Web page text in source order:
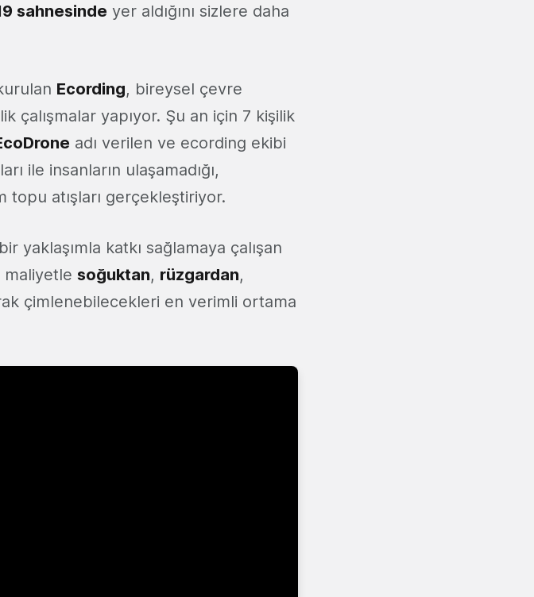
sahnesinde yer aldığını sizlere daha
Ecording, bireysel çevre
çalışmalar yapıyor. Şu an için 7 kişilik
adı verilen ve ecording ekibi
ile insanların ulaşamadığı,
topu atışları gerçekleştiriyor.
yaklaşımla katkı sağlamaya çalışan
maliyetle soğuktan, rüzgardan,
çimlenebilecekleri en verimli ortama